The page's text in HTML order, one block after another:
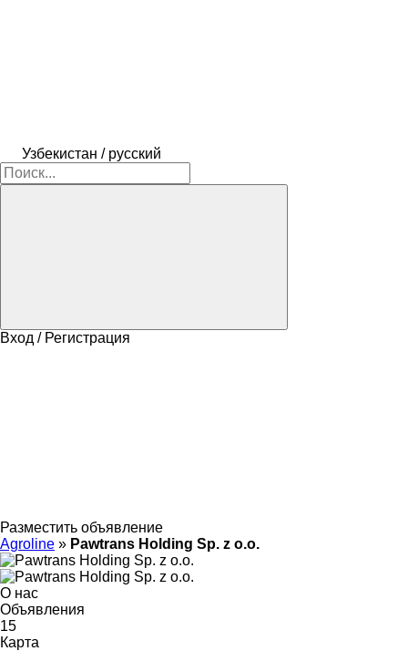
Узбекистан / русский
Вход / Регистрация
Разместить объявление
Agroline » Pawtrans Holding Sp. z o.o.
О нас
Объявления
15
Карта